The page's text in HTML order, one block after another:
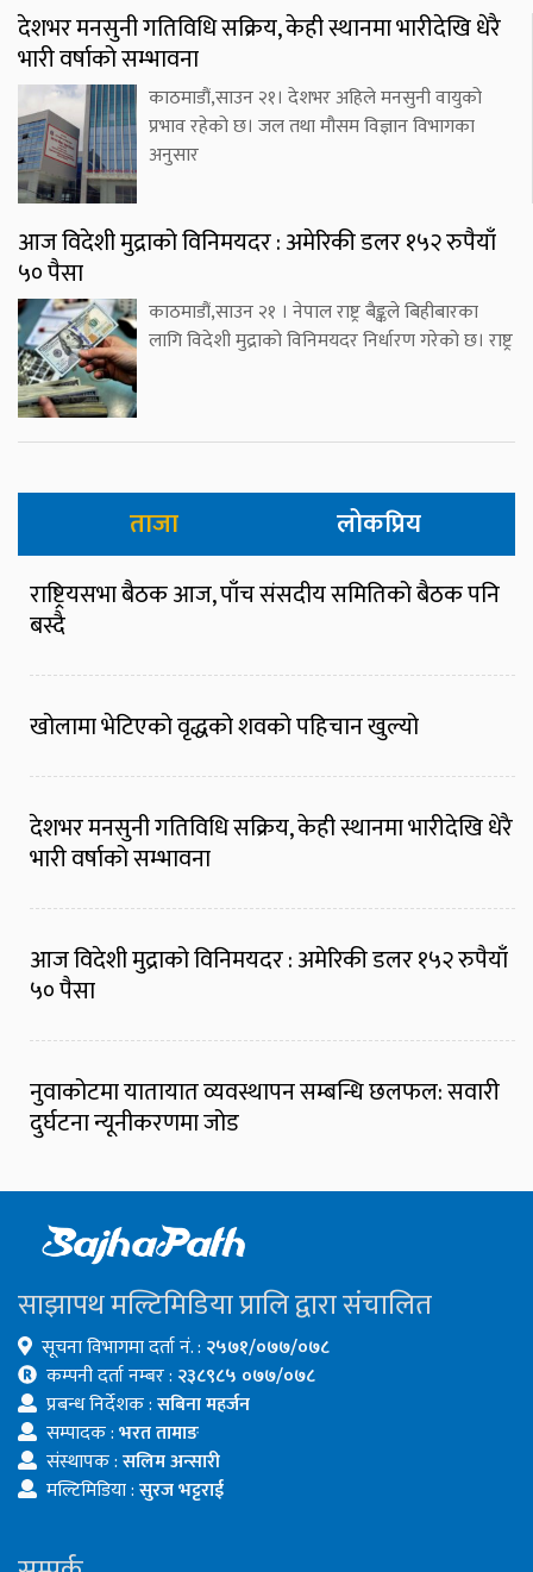
देशभर मनसुनी गतिविधि सक्रिय, केही स्थानमा भारीदेखि धेरै
भारी वर्षाको सम्भावना
काठमाडौं,साउन २१। देशभर अहिले मनसुनी वायुको
प्रभाव रहेको छ। जल तथा मौसम विज्ञान विभागका
अनुसार
आज विदेशी मुद्राको विनिमयदर : अमेरिकी डलर १५२ रुपैयाँ
५० पैसा
काठमाडौं,साउन २१ । नेपाल राष्ट्र बैङ्कले बिहीबारका
लागि विदेशी मुद्राको विनिमयदर निर्धारण गरेको छ। राष्ट्र
ताजा लोकप्रिय
राष्ट्रियसभा बैठक आज, पाँच संसदीय समितिको बैठक पनि
बस्दै
खोलामा भेटिएको वृद्धको शवको पहिचान खुल्यो
देशभर मनसुनी गतिविधि सक्रिय, केही स्थानमा भारीदेखि धेरै
भारी वर्षाको सम्भावना
आज विदेशी मुद्राको विनिमयदर : अमेरिकी डलर १५२ रुपैयाँ
५० पैसा
नुवाकोटमा यातायात व्यवस्थापन सम्बन्धि छलफल: सवारी
दुर्घटना न्यूनीकरणमा जोड
साझापथ मल्टिमिडिया प्रालि द्वारा संचालित
सूचना विभागमा दर्ता नं. : २५७१/०७७/०७८
कम्पनी दर्ता नम्बर : २३८९८५ ०७७/०७८
प्रबन्ध निर्देशक :सबिना महर्जन
सम्पादक :भरत तामाङ
संस्थापक :सलिम अन्सारी
मल्टिमिडिया :सुरज भट्टराई